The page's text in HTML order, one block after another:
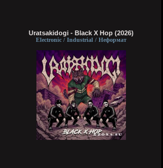
Uratsakidogi - Black X Hop (2026)
Electronic / Industrial / Неформат